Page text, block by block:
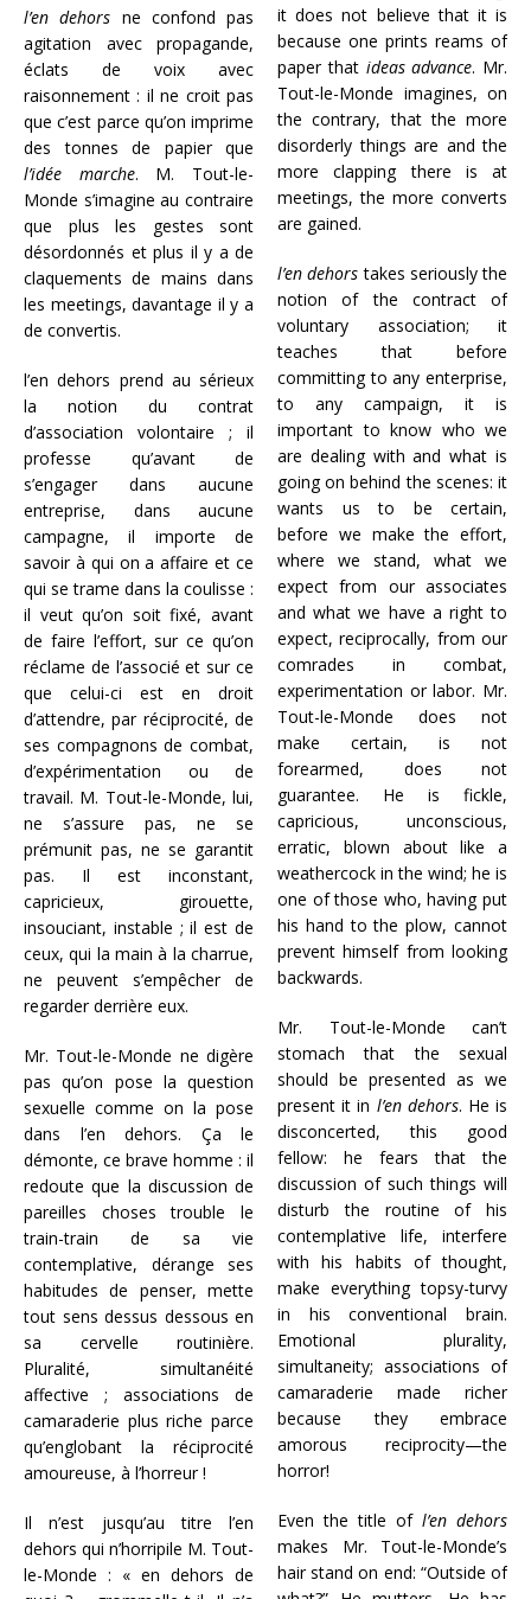
l’en dehors ne confond pas
agitation avec propagande,
éclats de voix avec
raisonnement : il ne croit pas
que c’est parce qu’on imprime
des tonnes de papier que
l’idée marche. M. Tout-le-
Monde s’imagine au contraire
que plus les gestes sont
désordonnés et plus il y a de
claquements de mains dans
les meetings, davantage il y a
de convertis.
l’en dehors prend au sérieux
la notion du contrat
d’association volontaire ; il
professe qu’avant de
s’engager dans aucune
entreprise, dans aucune
campagne, il importe de
savoir à qui on a affaire et ce
qui se trame dans la coulisse :
il veut qu’on soit fixé, avant
de faire l’effort, sur ce qu’on
réclame de l’associé et sur ce
que celui-ci est en droit
d’attendre, par réciprocité, de
ses compagnons de combat,
d’expérimentation ou de
travail. M. Tout-le-Monde, lui,
ne s’assure pas, ne se
prémunit pas, ne se garantit
pas. Il est inconstant,
capricieux, girouette,
insouciant, instable ; il est de
ceux, qui la main à la charrue,
ne peuvent s’empêcher de
regarder derrière eux.
Mr. Tout-le-Monde ne digère
pas qu’on pose la question
sexuelle comme on la pose
dans l’en dehors. Ça le
démonte, ce brave homme : il
redoute que la discussion de
pareilles choses trouble le
train-train de sa vie
contemplative, dérange ses
habitudes de penser, mette
tout sens dessus dessous en
sa cervelle routinière.
Pluralité, simultanéité
affective ; associations de
camaraderie plus riche parce
qu’englobant la réciprocité
amoureuse, à l’horreur !
Il n’est jusqu’au titre l’en
dehors qui n’horripile M. Tout-
le-Monde : « en dehors de
it does not believe that it is
because one prints reams of
paper that ideas advance. Mr.
Tout-le-Monde imagines, on
the contrary, that the more
disorderly things are and the
more clapping there is at
meetings, the more converts
are gained.
l’en dehors takes seriously the
notion of the contract of
voluntary association; it
teaches that before
committing to any enterprise,
to any campaign, it is
important to know who we
are dealing with and what is
going on behind the scenes: it
wants us to be certain,
before we make the effort,
where we stand, what we
expect from our associates
and what we have a right to
expect, reciprocally, from our
comrades in combat,
experimentation or labor. Mr.
Tout-le-Monde does not
make certain, is not
forearmed, does not
guarantee. He is fickle,
capricious, unconscious,
erratic, blown about like a
weathercock in the wind; he is
one of those who, having put
his hand to the plow, cannot
prevent himself from looking
backwards.
Mr. Tout-le-Monde can’t
stomach that the sexual
should be presented as we
present it in l’en dehors. He is
disconcerted, this good
fellow: he fears that the
discussion of such things will
disturb the routine of his
contemplative life, interfere
with his habits of thought,
make everything topsy-turvy
in his conventional brain.
Emotional plurality,
simultaneity; associations of
camaraderie made richer
because they embrace
amorous reciprocity—the
horror!
Even the title of l’en dehors
makes Mr. Tout-le-Monde’s
hair stand on end: “Outside of